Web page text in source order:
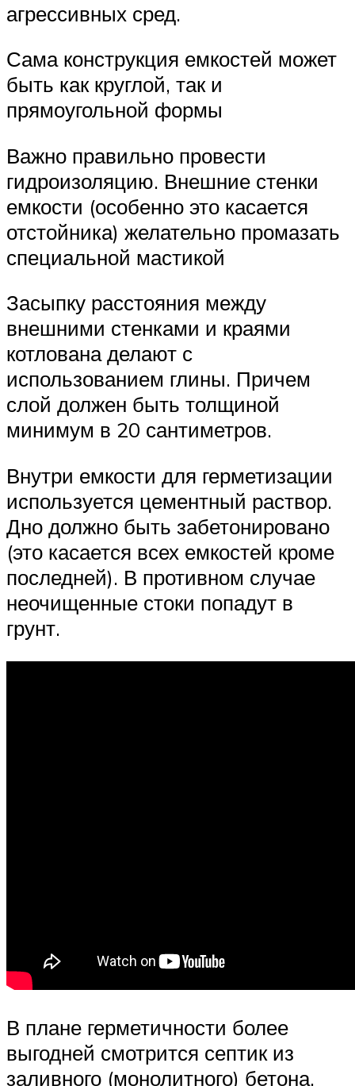
агрессивных сред.
Сама конструкция емкостей может
быть как круглой, так и
прямоугольной формы
Важно правильно провести
гидроизоляцию. Внешние стенки
емкости (особенно это касается
отстойника) желательно промазать
специальной мастикой
Засыпку расстояния между
внешними стенками и краями
котлована делают с
использованием глины. Причем
слой должен быть толщиной
минимум в 20 сантиметров.
Внутри емкости для герметизации
используется цементный раствор.
Дно должно быть забетонировано
(это касается всех емкостей кроме
последней). В противном случае
неочищенные стоки попадут в
грунт.
В плане герметичности более
выгодней смотрится септик из
заливного (монолитного) бетона.